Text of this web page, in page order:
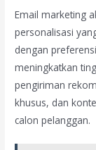
Email marketing
personalisasi
dengan
meningkatkan
pengiriman
khusus, dan
calon pelanggan.